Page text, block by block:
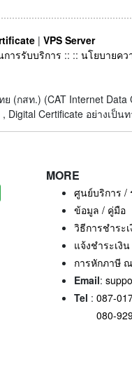
| VPS Server
ารรับบริการ :: :: นโยบายคว
(กสท.) (CAT Internet
Certificate อย่างเป็น
MORE
ศูนย์บริการ /
ข้อมูล / คู่มือ
วิธีการชำระ
แจ้งชำระเงิน
การหักภาษี
Email:
Tel : 087-
080-